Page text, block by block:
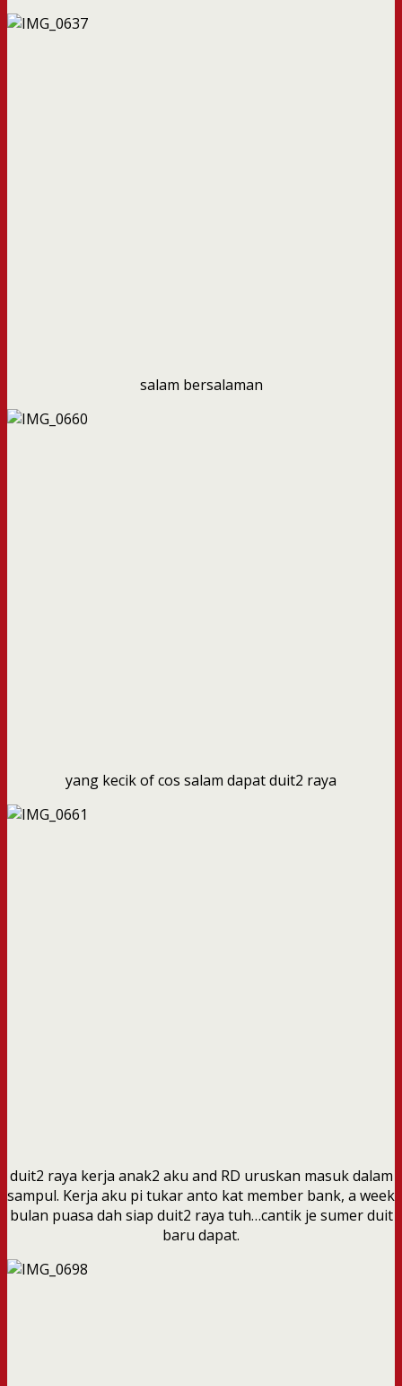
salam bersalaman
yang kecik of cos salam dapat duit2 raya
duit2 raya kerja anak2 aku and RD uruskan masuk dalam
sampul. Kerja aku pi tukar anto kat member bank, a week
bulan puasa dah siap duit2 raya tuh…cantik je sumer duit
baru dapat.